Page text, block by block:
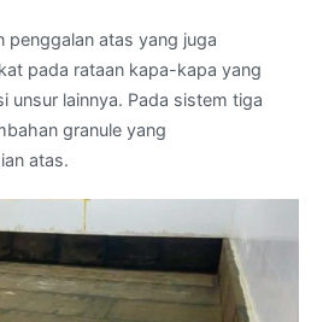
atas yang juga
pada rataan kapa-kapa yang
unsur lainnya. Pada sistem tiga
granule yang
atas.